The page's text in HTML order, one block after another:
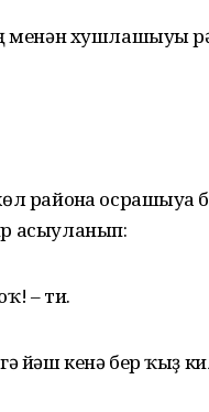
менән хушлашыуы
районға
асыуланып:
– ти.
йәш кенә бер ҡыҙ